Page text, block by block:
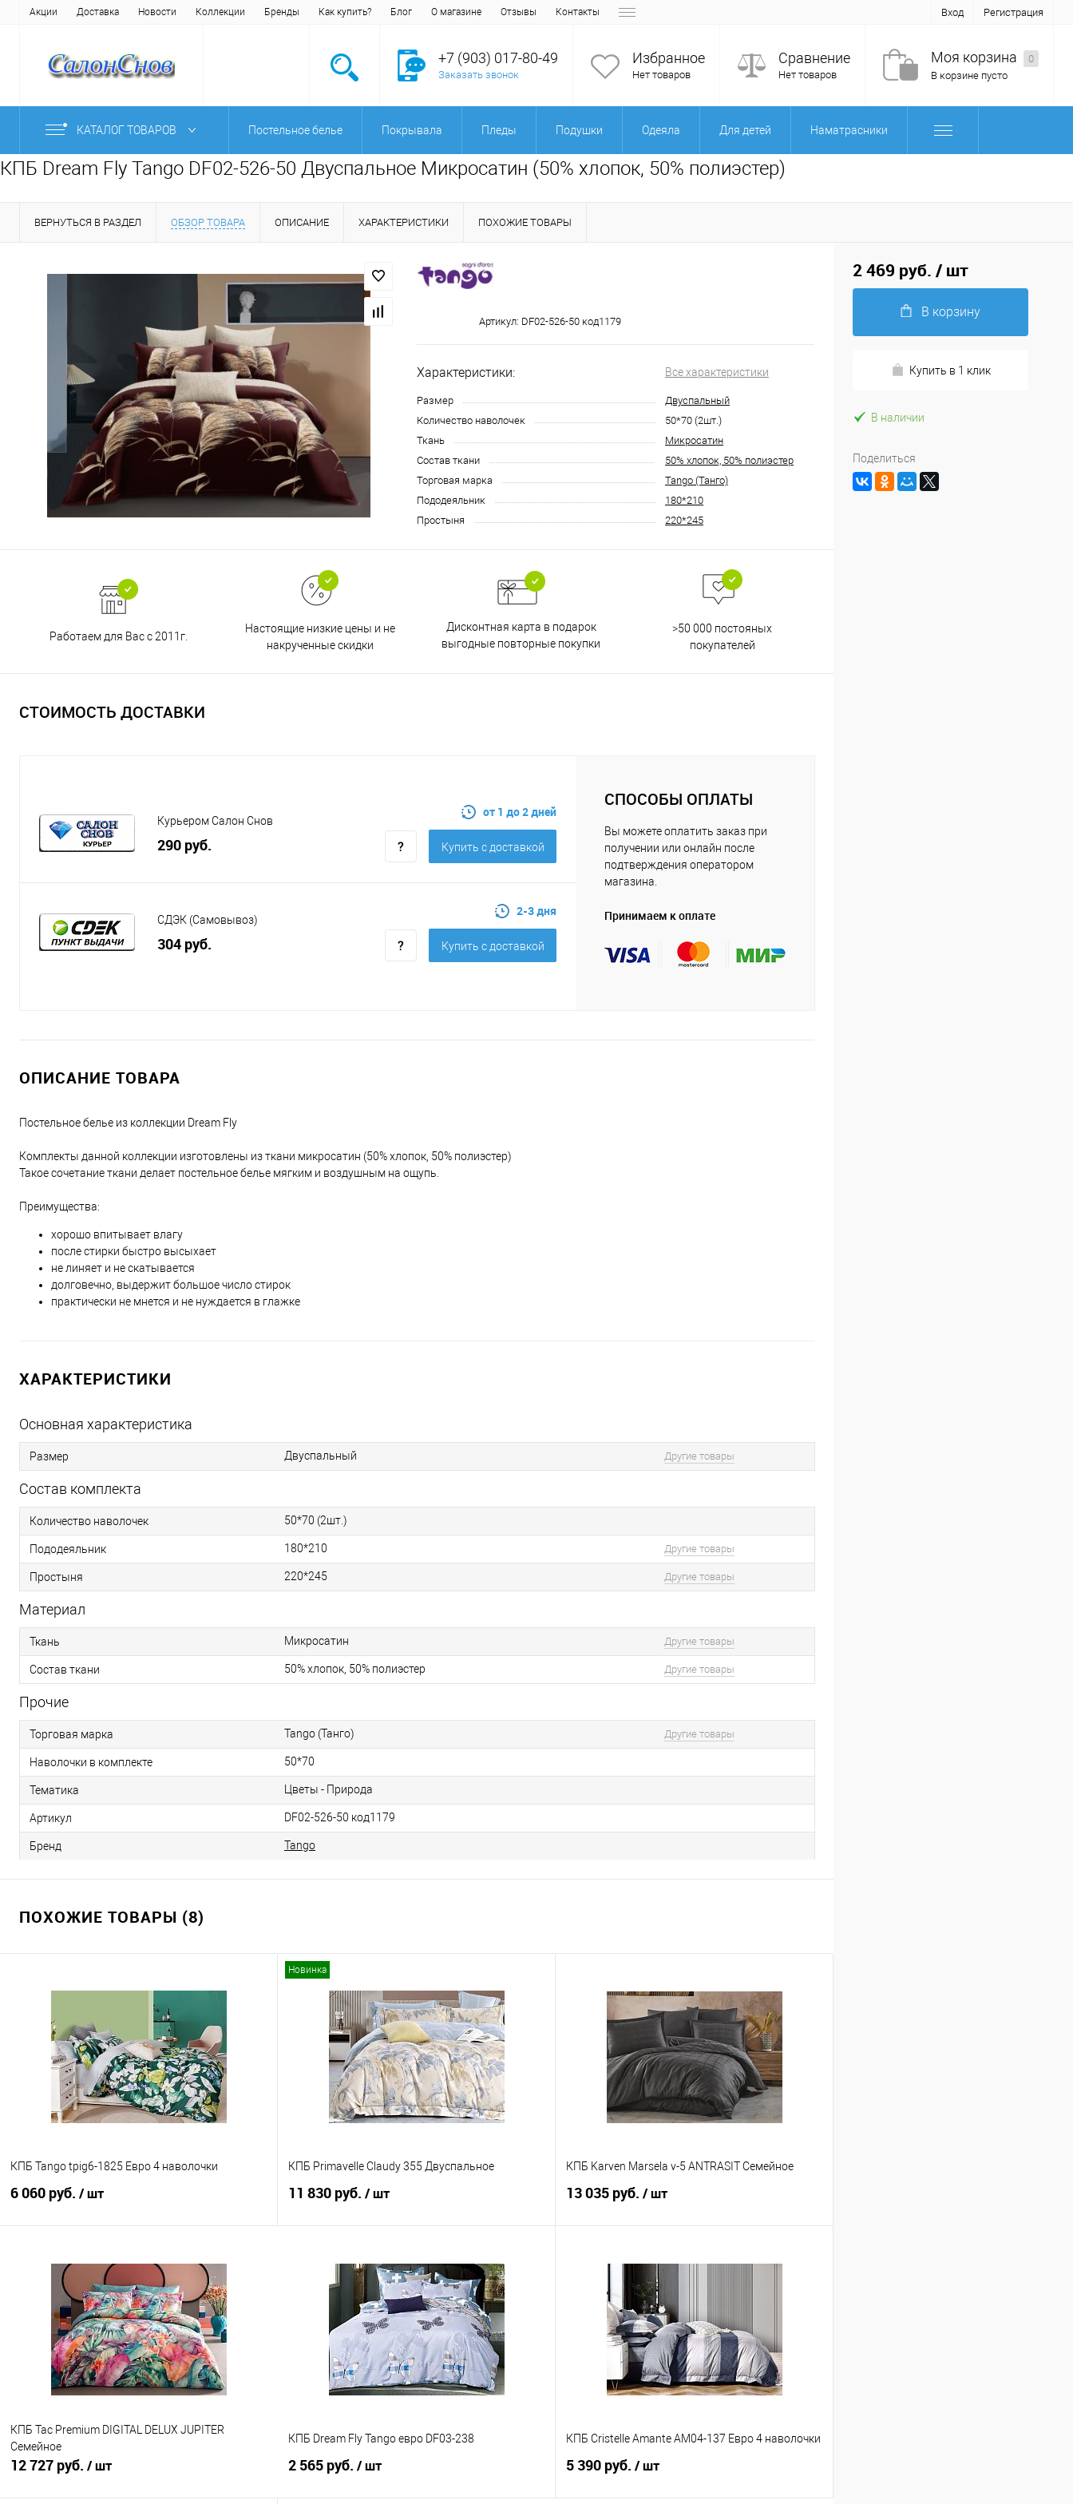
Акции Доставка Новости Коллекции Бренды Как купить? Блог О магазине Отзывы Контакты Вход Регистрация
+7 (903) 017-80-49
Заказать звонок
Избранное
Нет товаров
Сравнение
Нет товаров
Моя корзина
0
В корзине пусто
КАТАЛОГ ТОВАРОВ Постельное белье Покрывала Пледы Подушки Одеяла Для детей Наматрасники
КПБ Dream Fly Tango DF02-526-50 Двуспальное Микросатин (50% хлопок, 50% полиэстер)
ВЕРНУТЬСЯ В РАЗДЕЛ ОБЗОР ТОВАРА ОПИСАНИЕ ХАРАКТЕРИСТИКИ ПОХОЖИЕ ТОВАРЫ
Артикул: DF02-526-50 код1179
Характеристики: Все характеристики
Размер
Двуспальный
Количество наволочек
50*70 (2шт.)
Ткань
Микросатин
Состав ткани
50% хлопок, 50% полиэстер
Торговая марка
Tango (Танго)
Пододеяльник
180*210
Простыня
220*245
Работаем для Вас с 2011г.
Настоящие низкие цены и не
накрученные скидки
Дисконтная карта в подарок
выгодные повторные покупки
>50 000 постояных
покупателей
СТОИМОСТЬ ДОСТАВКИ
Курьером Салон Снов
290 руб.
от 1 до 2 дней
Купить c доставкой
СДЭК (Самовывоз)
304 руб.
2-3 дня
Купить c доставкой
СПОСОБЫ ОПЛАТЫ
Вы можете оплатить заказ при
получении или онлайн после
подтверждения оператором
магазина.
Принимаем к оплате
ОПИСАНИЕ ТОВАРА
Постельное белье из коллекции Dream Fly
Комплекты данной коллекции изготовлены из ткани микросатин (50% хлопок, 50% полиэстер)
Такое сочетание ткани делает постельное белье мягким и воздушным на ощупь.
Преимущества:
хорошо впитывает влагу
после стирки быстро высыхает
не линяет и не скатывается
долговечно, выдержит большое число стирок
практически не мнется и не нуждается в глажке
ХАРАКТЕРИСТИКИ
Основная характеристика
Размер Двуспальный Другие товары
Состав комплекта
Количество наволочек 50*70 (2шт.)
Пододеяльник 180*210 Другие товары
Простыня 220*245 Другие товары
Материал
Ткань Микросатин Другие товары
Состав ткани 50% хлопок, 50% полиэстер Другие товары
Прочие
Торговая марка Tango (Танго) Другие товары
Наволочки в комплекте 50*70
Тематика Цветы - Природа
Артикул DF02-526-50 код1179
Бренд Tango
ПОХОЖИЕ ТОВАРЫ (8)
КПБ Tango tpig6-1825 Евро 4 наволочки
6 060 руб. / шт
Купить в 1 клик
Сравнение
В избранное
В наличии
Новинка
КПБ Primavelle Claudy 355 Двуспальное
11 830 руб. / шт
Купить в 1 клик
Сравнение
В избранное
В наличии
КПБ Karven Marsela v-5 ANTRASIT Семейное
13 035 руб. / шт
Купить в 1 клик
В избранное
В наличии
КПБ Tac Premium DIGITAL DELUX JUPITER
Семейное
12 727 руб. / шт
КПБ Dream Fly Tango евро DF03-238
2 565 руб. / шт
КПБ Cristelle Amante AM04-137 Евро 4 наволочки
5 390 руб. / шт
2 469 руб. / шт
В корзину
Купить в 1 клик
В наличии
Поделиться